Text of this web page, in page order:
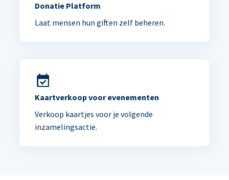
Donatie Platform
Laat mensen hun giften zelf beheren.
Kaartverkoop voor evenementen
Verkoop kaartjes voor je volgende
inzamelingsactie.